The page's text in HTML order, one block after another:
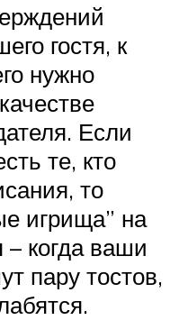
гостя, к
нужно
Если
те, кто
то
игрища” на
когда ваши
пару тостов,